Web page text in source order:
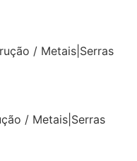
/ Metais|Serras
/ Metais|Serras